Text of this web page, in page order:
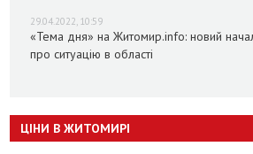
29.04.2022, 10:59
«Тема дня» на Житомир.info: новий
про ситуацію в області
ЦІНИ В ЖИТОМИРІ